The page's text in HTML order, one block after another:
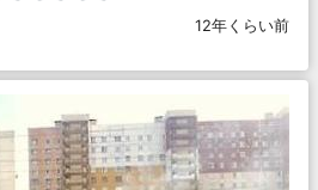
12年くらい前